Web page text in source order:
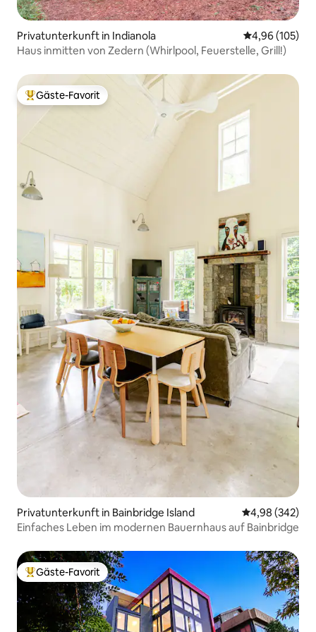
Privatunterkunft in Indianola
4,96 (105)
Haus inmitten von Zedern (Whirlpool, Feuerstelle, Grill!)
Beliebter Gäste-Favorit.
Gäste-Favorit
Privatunterkunft in Bainbridge Island
4,98 (342)
Einfaches Leben im modernen Bauernhaus auf Bainbridge
Beliebter Gäste-Favorit.
Gäste-Favorit